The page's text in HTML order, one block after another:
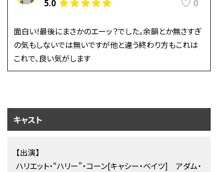
5.0
面白い!最後にまさかのエーッ？でした。余韻とか無さすぎ
の気もしないでは無いですが他と違う終わり方もこれは
これで、良い気がします
キャスト
【出演】
ハリエット・“ハリー”・コーン[キャシー・ベイツ] アダム・